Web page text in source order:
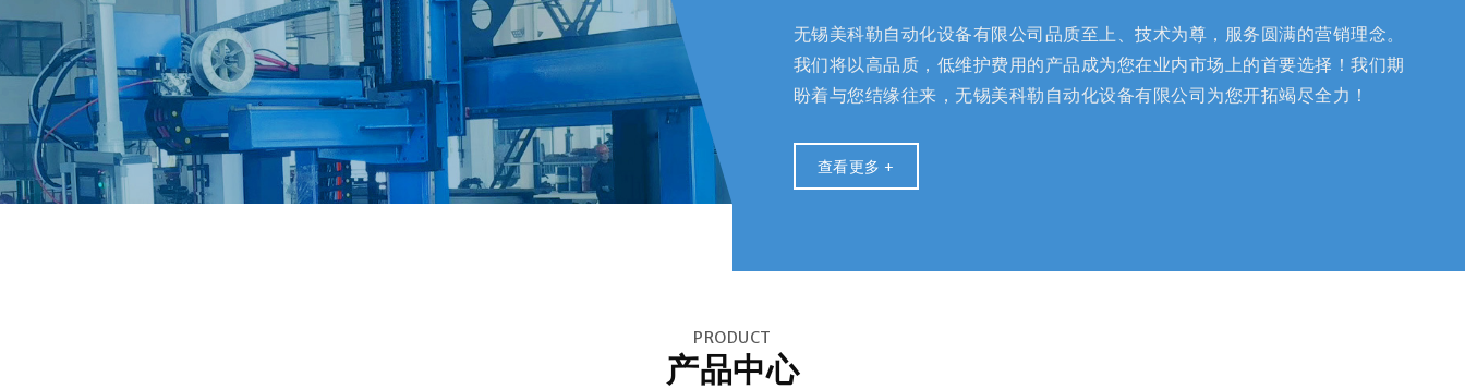
无锡美科勒自动化设备有限公司品质至上、技术为尊，服务圆满的营销理念。
我们将以高品质，低维护费用的产品成为您在业内市场上的首要选择！我们期
盼着与您结缘往来，无锡美科勒自动化设备有限公司为您开拓竭尽全力！
查看更多 +
PRODUCT
产品中心